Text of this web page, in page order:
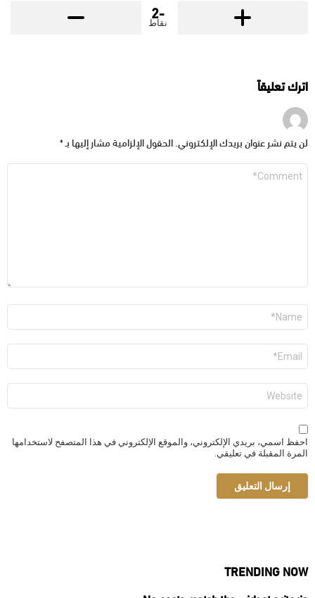
-2
نقاط
اترك تعليقاً
لن يتم نشر عنوان بريدك الإلكتروني. الحقول الإلزامية مشار إليها بـ *
التعليق
الاسم
البريد
الإلكتروني
*
الموقع
الإلكتروني
احفظ اسمي، بريدي الإلكتروني، والموقع الإلكتروني في هذا المتصفح لاستخدامها
المرة المقبلة في تعليقي.
TRENDING NOW